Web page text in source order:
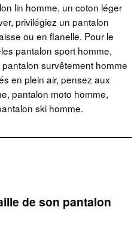
lin homme, un coton léger
privilégiez un pantalon
ou en flanelle. Pour le
pantalon sport homme,
survêtement homme
en plein air, pensez aux
pantalon moto homme,
ski homme.
de son pantalon